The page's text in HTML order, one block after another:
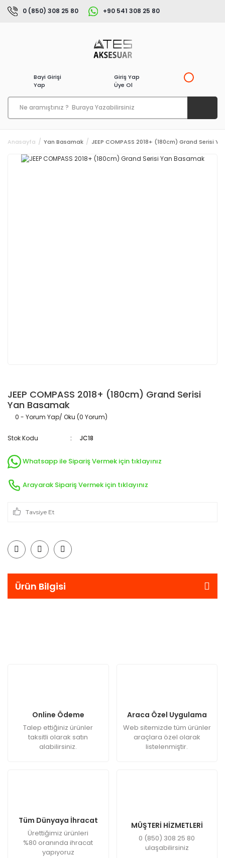
0 (850) 308 25 80 +90 541 308 25 80
Bayi Girişi
Yap
Giriş Yap
Üye Ol
Anasayfa Yan Basamak JEEP COMPASS 2018+ (180cm) Grand Serisi
JEEP COMPASS 2018+ (180cm) Grand Serisi
Yan Basamak
0 - Yorum Yap/ Oku (0 Yorum)
Stok Kodu JC18
Whatsapp ile Sipariş Vermek için tıklayınız
Arayarak Sipariş Vermek için tıklayınız
Tavsiye Et
Ürün Bilgisi
Online Ödeme
Talep ettiğiniz ürünler
taksitli olarak satın
alabilirsiniz.
Araca Özel Uygulama
Web sitemizde tüm ürünler
araçlara özel olarak
listelenmiştir.
Tüm Dünyaya İhracat
Ürettiğimiz ürünleri
%80 oranında ihracat
yapıyoruz
MÜŞTERİ HİZMETLERİ
0 (850) 308 25 80
ulaşabilirsiniz